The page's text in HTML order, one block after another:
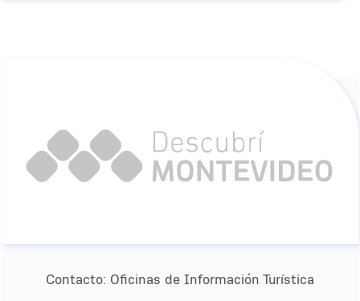
Contacto: Oﬁcinas de Información Turística